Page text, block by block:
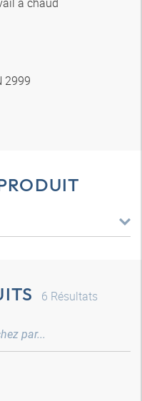
2999
6 Résultats